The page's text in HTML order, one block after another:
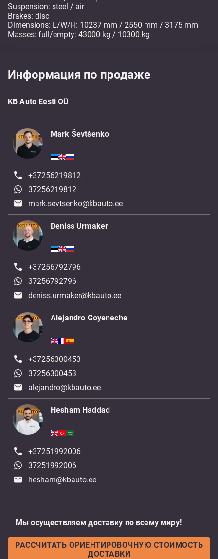
Suspension: steel / air
Brakes: disc
Dimensions: L/W/H: 10237 mm / 2550 mm / 3175 mm
Masses: full/empty: 43000 kg / 10300 kg
Информация по продаже
KB Auto Eesti OÜ
Mark Ševtšenko
+37256219812
37256219812
mark.sevtsenko@kbauto.ee
Deniss Urmaker
+37256792796
37256792796
deniss.urmaker@kbauto.ee
Alejandro Goyeneche
+37256300453
37256300453
alejandro@kbauto.ee
Hesham Haddad
+37251992006
37251992006
hesham@kbauto.ee
Мы осуществляем доставку по всему миру!
РАССЧИТАТЬ ОРИЕНТИРОВОЧНУЮ СТОИМОСТЬ
ДОСТАВКИ